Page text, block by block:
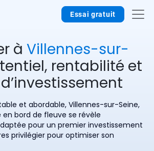
Essai gratuit
à Villennes-sur-
rentabilité et
et abordable, Villennes-sur-Seine,
bord de fleuve se révèle
pour un premier investissement
privilégier pour optimiser son